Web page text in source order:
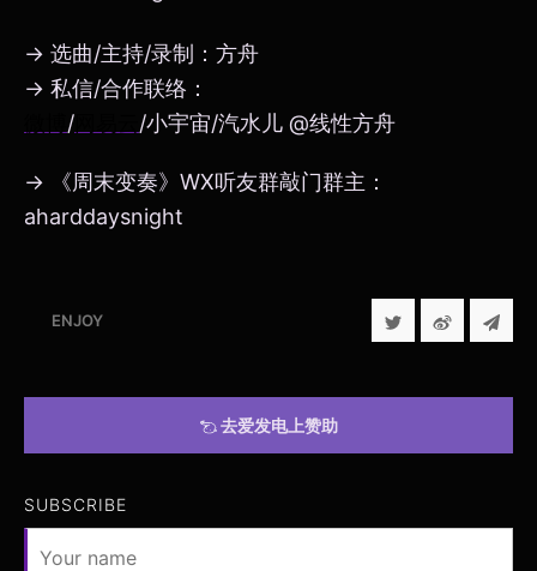
→ 选曲/主持/录制：方舟
→ 私信/合作联络：
/ /小宇宙/汽水儿 @线性方舟
→ 《周末变奏》WX听友群敲门群主：
aharddaysnight
ENJOY
去爱发电上赞助
SUBSCRIBE